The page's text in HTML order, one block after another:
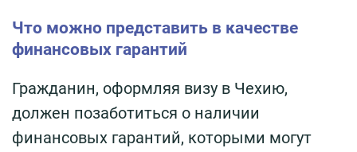
Что можно представить в качестве
финансовых гарантий
Гражданин, оформляя визу в Чехию,
должен позаботиться о наличии
финансовых гарантий, которыми могут